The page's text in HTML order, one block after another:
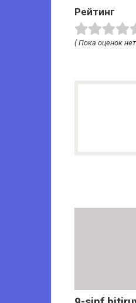
Рейтинг
( Пока оценок